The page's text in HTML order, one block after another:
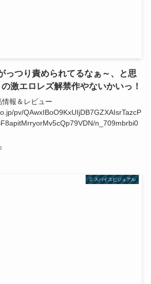
っつり責められてるなぁ～、と思
激エロレズ解禁作やないかいっ！
報＆レビュー
pv/QAwxIBoO9KxUIjDB7GZXAIsrTazcP
n_709mbrbi0
スパイスビジュアル